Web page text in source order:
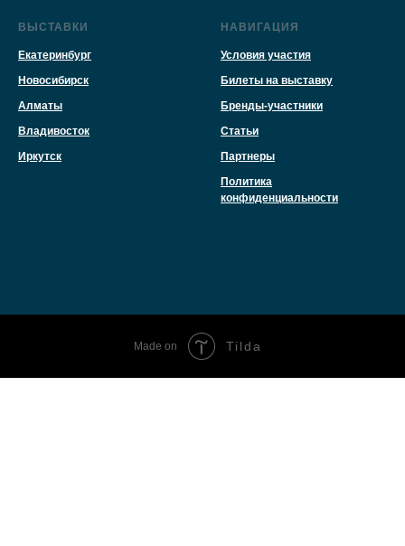
ВЫСТАВКИ
Екатеринбург
Новосибирск
Алматы
Владивосток
Иркутск
НАВИГАЦИЯ
Условия участия
Билеты на выставку
Бренды-участники
Статьи
Партнеры
Политика
конфиденциальности
Made on Tilda